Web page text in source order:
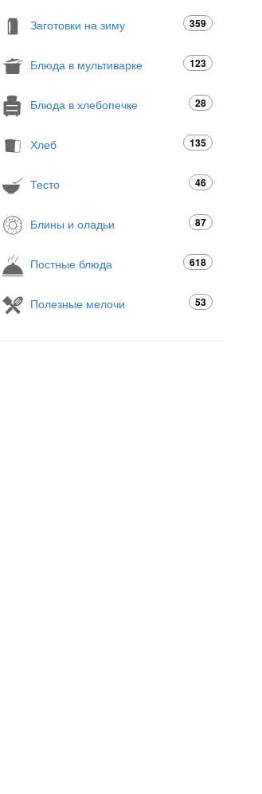
Заготовки на зиму 359
Блюда в мультиварке 123
Блюда в хлебопечке 28
Хлеб 135
Тесто 46
Блины и оладьи 87
Постные блюда 618
Полезные мелочи 53